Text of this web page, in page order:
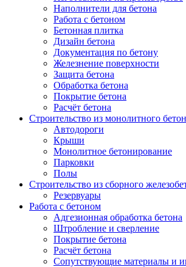
Наполнители для бетона
Работа с бетоном
Бетонная плитка
Дизайн бетона
Документация по бетону
Железнение поверхности
Защита бетона
Обработка бетона
Покрытие бетона
Расчёт бетона
Строительство из монолитного
Автодороги
Крыши
Монолитное бетонирование
Парковки
Полы
Строительство из сборного
Резервуары
Работа с бетоном
Адгезионная обработка бетона
Штробление и сверление
Покрытие бетона
Расчёт бетона
Сопутствующие материалы и